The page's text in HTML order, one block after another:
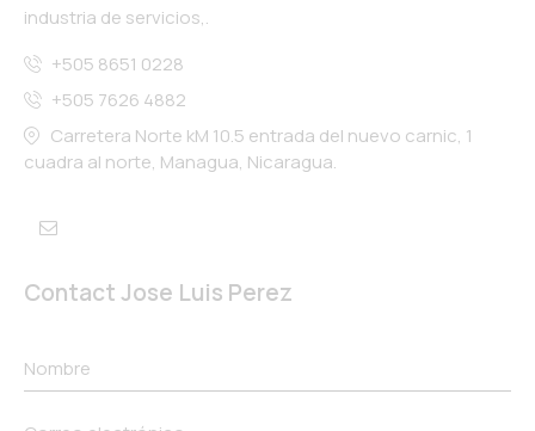
industria de servicios,.
+505 8651 0228
+505 7626 4882
Carretera Norte kM 10.5 entrada del nuevo carnic, 1
cuadra al norte, Managua, Nicaragua.
Contact Jose Luis Perez